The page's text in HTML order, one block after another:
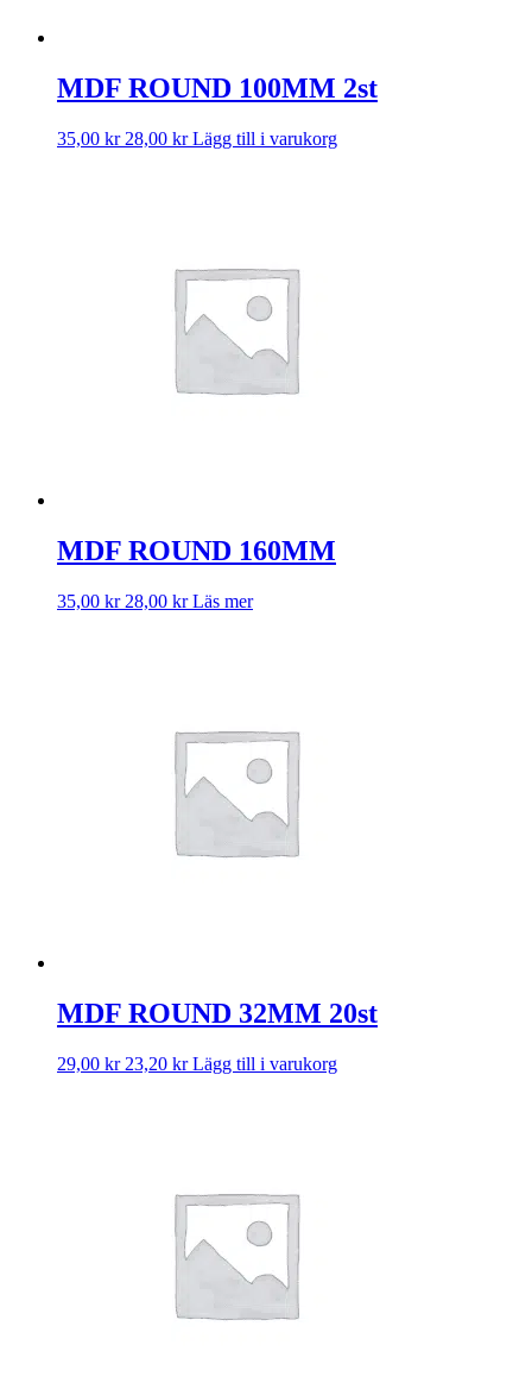
MDF ROUND 100MM 2st
35,00 kr 28,00 kr Lägg till i varukorg
MDF ROUND 160MM
35,00 kr 28,00 kr Läs mer
MDF ROUND 32MM 20st
29,00 kr 23,20 kr Lägg till i varukorg